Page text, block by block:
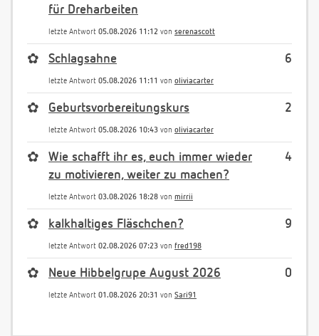
für Dreharbeiten
letzte Antwort 05.08.2026 11:12 von serenascott
6
✿ Schlagsahne
letzte Antwort 05.08.2026 11:11 von oliviacarter
2
✿ Geburtsvorbereitungskurs
letzte Antwort 05.08.2026 10:43 von oliviacarter
4
✿
Wie schafft ihr es, euch immer wieder
zu motivieren, weiter zu machen?
letzte Antwort 03.08.2026 18:28 von mirrii
9
✿ kalkhaltiges Fläschchen?
letzte Antwort 02.08.2026 07:23 von fred198
0
✿ Neue Hibbelgrupe August 2026
letzte Antwort 01.08.2026 20:31 von Sari91